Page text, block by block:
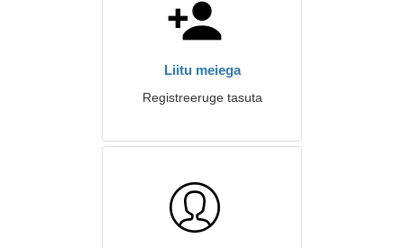
Liitu meiega
Registreeruge tasuta